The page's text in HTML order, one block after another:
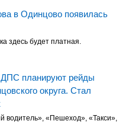
в Одинцово появилась
здесь будет платная.
ДПС планируют рейды
округа. Стал
водитель», «Пешеход», «Такси»,